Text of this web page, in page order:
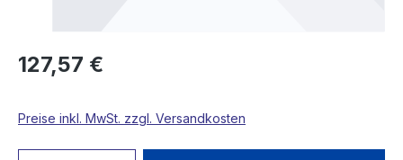
127,57 €
Preise inkl. MwSt. zzgl. Versandkosten